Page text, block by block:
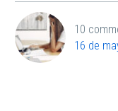
10
16 de